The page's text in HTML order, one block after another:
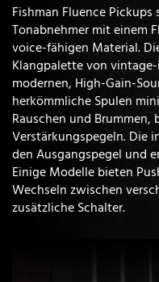
Fishman Fluence
Tonabnehmer mit einem
voice-fähigen Material.
Klangpalette von
modernen, High-Gain-
herkömmliche Spulen
Rauschen und Brummen,
Verstärkungspegeln. Die
den Ausgangspegel und
Einige Modelle bieten
Wechseln zwischen
zusätzliche Schalter.